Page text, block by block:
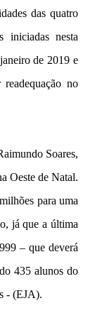
das quatro
iniciadas nesta
de 2019 e
no
Soares,
Oeste de Natal.
para uma
já que a última
– que deverá
435 alunos do
- (EJA).